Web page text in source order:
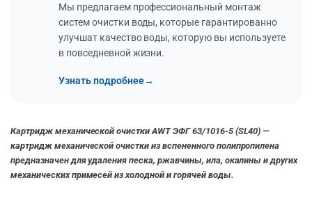
Мы предлагаем профессиональный монтаж
систем очистки воды, которые гарантированно
улучшат качество воды, которую вы используете
в повседневной жизни.
Узнать подробнее→
Картридж механической очисткиAWT ЭФГ 63/1016-5 (SL40) —
картридж механической очистки из вспененного полипропилена
предназначен для удаления песка, ржавчины, ила, окалины и других
механических примесей из холодной и горячей воды.